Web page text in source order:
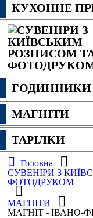
КУХОННЕ
ГОДИННИКИ
МАГНІТИ
ТАРІЛКИ
Головна
СУВЕНІРИ З
ФОТОДРУКОМ
МАГНІТИ
МАГНІТ - ІВАНО-